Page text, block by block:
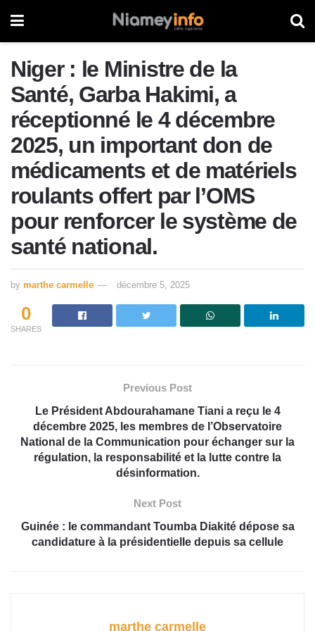
Niger : le Ministre de la
Santé, Garba Hakimi, a
réceptionné le 4 décembre
2025, un important don de
médicaments et de matériels
roulants offert par l’OMS
pour renforcer le système de
santé national.
by marthe carmelle décembre 5, 2025
0
SHARES
Previous Post
Le Président Abdourahamane Tiani a reçu le 4
décembre 2025, les membres de l’Observatoire
National de la Communication pour échanger sur la
régulation, la responsabilité et la lutte contre la
désinformation.
Next Post
Guinée : le commandant Toumba Diakité dépose sa
candidature à la présidentielle depuis sa cellule
marthe carmelle